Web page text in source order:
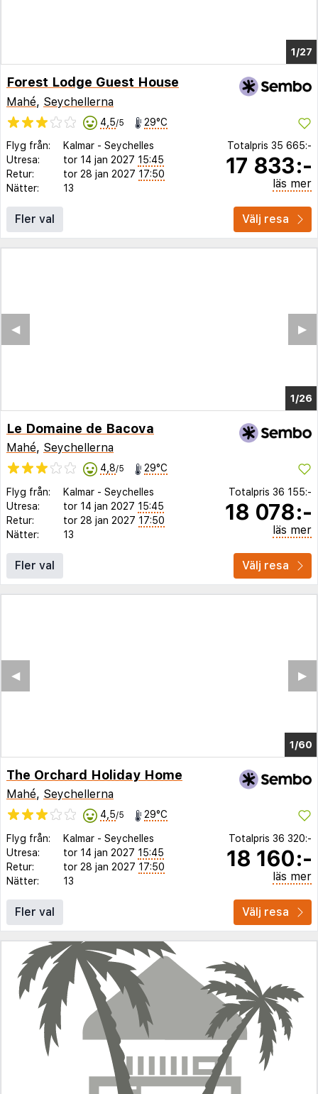
1/22
Forest Lodge Guest House
Mahé, Seychellerna
4,5/5 29°C
Flyg från: Kalmar - Seychelles
Utresa:
tor 14 jan 2027 15:45
Retur:
tor 28 jan 2027 17:50
Nätter:
13
Totalpris 35 665:-
17 833:-
läs mer
Fler val Välj resa
1/22
▶︎
◀︎
Le Domaine de Bacova
Mahé, Seychellerna
4,8/5 29°C
Flyg från: Kalmar - Seychelles
Utresa:
tor 14 jan 2027 15:45
Retur:
tor 28 jan 2027 17:50
Nätter:
13
Totalpris 36 155:-
18 078:-
läs mer
Fler val Välj resa
1/56
▶︎
◀︎
The Orchard Holiday Home
Mahé, Seychellerna
4,5/5 29°C
Flyg från: Kalmar - Seychelles
Utresa:
tor 14 jan 2027 15:45
Retur:
tor 28 jan 2027 17:50
Nätter:
13
Totalpris 36 320:-
18 160:-
läs mer
Fler val Välj resa